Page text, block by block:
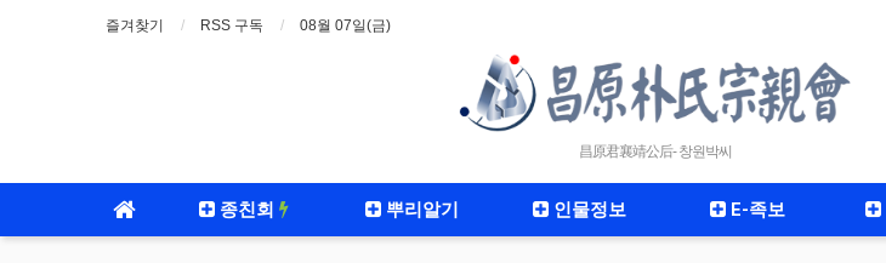
즐겨찾기 RSS 구독 08월 07일(금)
昌原君襄靖公后- 창원박씨
종친회 뿌리알기 인물정보 E-족보